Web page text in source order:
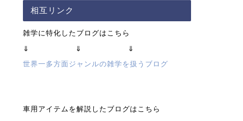
相互リンク
雑学に特化したブログはこちら
⇓ ⇓ ⇓
世界一多方面ジャンルの雑学を扱うブログ
車用アイテムを解説したブログはこちら